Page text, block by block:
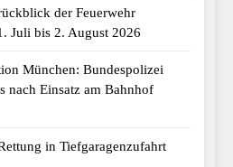
der Feuerwehr
Juli bis 2. August 2026
München: Bundespolizei
nach Einsatz am Bahnhof
in Tiefgaragenzufahrt